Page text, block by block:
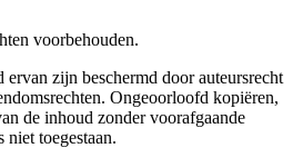
voorbehouden.
ervan zijn beschermd door auteursrecht
Ongeoorloofd kopiëren,
de inhoud zonder voorafgaande
toegestaan.